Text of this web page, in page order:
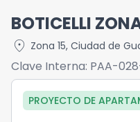
BOTICELLI
location_on Zona 15, Ciudad de
Clave Interna: PAA-
PROYECTO DE